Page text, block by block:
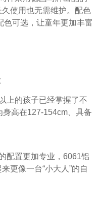
使用也无需维护。配色
可选，让童年更加丰富
上的孩子已经掌握了不
高在127-154cm、具备
配置更加专业，6061铝
更像一台“小大人”的自